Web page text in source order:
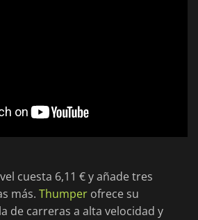
cuesta 6,11 € y añade tres
más. Thumper ofrece su
de carreras a alta velocidad y